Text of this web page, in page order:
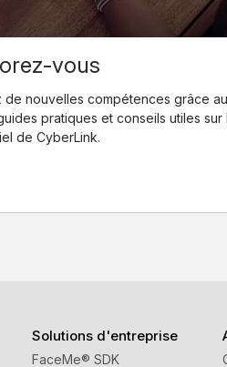
vous
de nouvelles compétences grâce
pratiques et conseils utiles sur
de CyberLink.
Solutions d'entreprise
FaceMe® SDK